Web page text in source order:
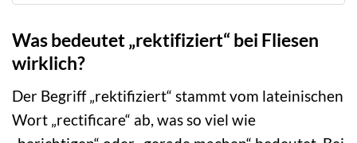
Was bedeutet „rektifiziert“ bei Fliesen
wirklich?
Der Begriff „rektifiziert“ stammt vom lateinischen
Wort „rectificare“ ab, was so viel wie